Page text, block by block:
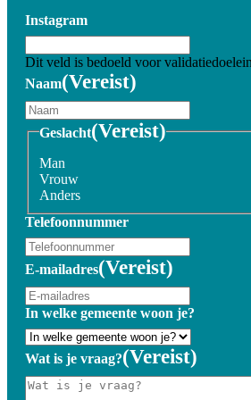
Instagram
Dit veld is bedoeld voor
Naam(Vereist)
Geslacht(Vereist)
Man
Vrouw
Anders
Telefoonnummer
E-mailadres(Vereist)
In welke gemeente woon je?
Wat is je vraag?(Vereist)